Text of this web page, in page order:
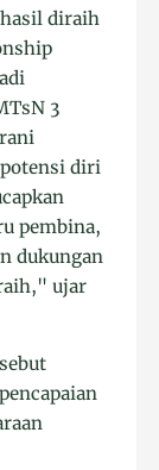
diraih
3
diri
pembina,
dukungan
ujar